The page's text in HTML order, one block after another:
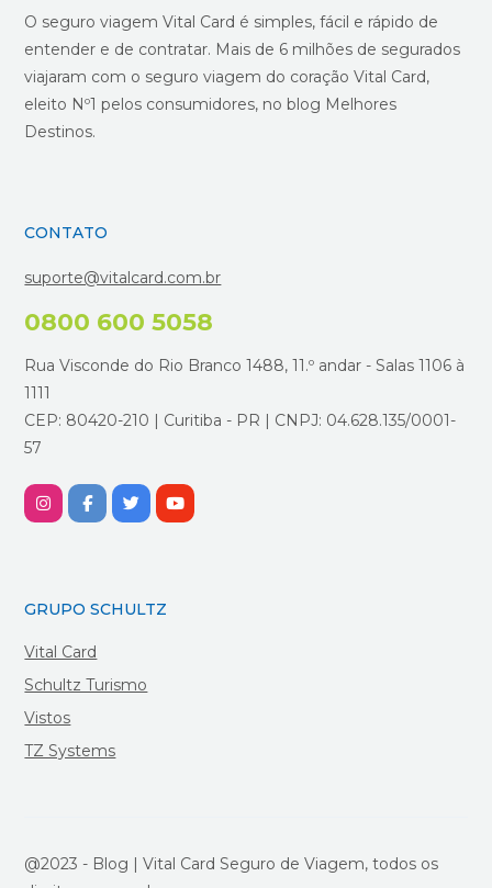
O seguro viagem Vital Card é simples, fácil e rápido de
entender e de contratar. Mais de 6 milhões de segurados
viajaram com o seguro viagem do coração Vital Card,
eleito Nº1 pelos consumidores, no blog Melhores
Destinos.
CONTATO
suporte@vitalcard.com.br
0800 600 5058
Rua Visconde do Rio Branco 1488, 11.º andar - Salas 1106 à
1111
CEP: 80420-210 | Curitiba - PR | CNPJ: 04.628.135/0001-
57
GRUPO SCHULTZ
Vital Card
Schultz Turismo
Vistos
TZ Systems
@2023 - Blog | Vital Card Seguro de Viagem, todos os